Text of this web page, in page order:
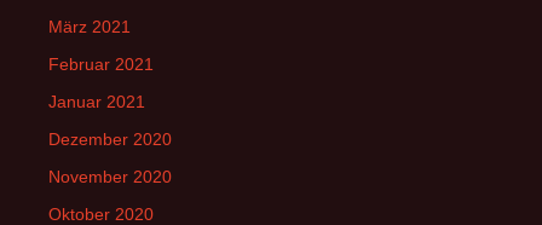
März 2021
Februar 2021
Januar 2021
Dezember 2020
November 2020
Oktober 2020